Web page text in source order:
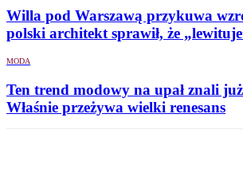
Willa pod Warszawą przykuwa
polski architekt sprawił, że
MODA
Ten trend modowy na upał znali
Właśnie przeżywa wielki renesans